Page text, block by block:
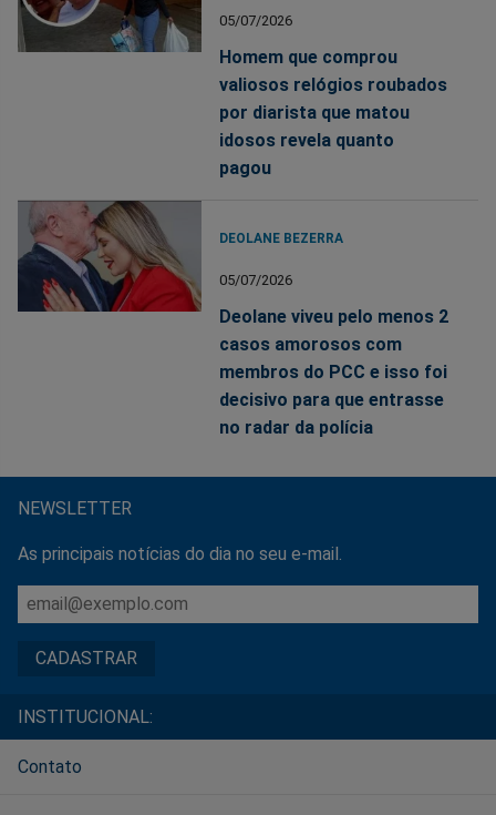
05/07/2026
Homem que comprou
valiosos relógios roubados
por diarista que matou
idosos revela quanto
pagou
DEOLANE BEZERRA
05/07/2026
Deolane viveu pelo menos 2
casos amorosos com
membros do PCC e isso foi
decisivo para que entrasse
no radar da polícia
NEWSLETTER
As principais notícias do dia no seu e-mail.
INSTITUCIONAL:
Contato